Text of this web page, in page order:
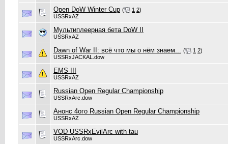
Open DoW Winter Cup ( 1 2)
USSRxAZ
Мультиплеерная бета DoW II
USSRxAZ
Dawn of War II: всё что мы о нём знаем... ( 1 2)
USSRxJACKAL.dow
EMS III
USSRxAZ
Russian Open Regular Championship
USSRxArc.dow
Анонс 4ого Russian Open Regular Championship
USSRxAZ
VOD USSRxEvilArc with tau
USSRxArc.dow